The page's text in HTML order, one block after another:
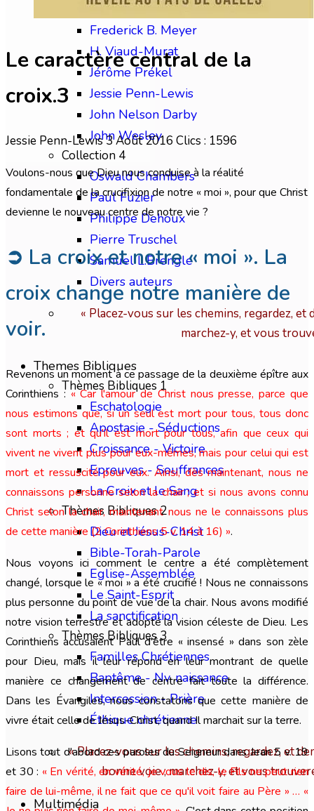
Frédéric Gabelle
Frederick B. Meyer
H. Viaud-Murat
Jérôme Prékel
Jessie Penn-Lewis
John Nelson Darby
John Wesley
Collection 4
Oswald Chambers
Paul Fuzier
Philippe Dehoux
Pierre Truschel
Samuel L.Brengle
Divers auteurs
« Placez-vous sur les chemins, regardez,
marchez-y, et vous
Themes Bibliques
Thèmes Bibliques 1
Eschatologie
Apostasie - Séductions
Croissance - Victoire
Epreuves - Souffrances
La Croix et le Sang
Thèmes Bibliques 2
Dieu et Jésus-Christ
Bible-Torah-Parole
Eglise-Assemblée
Le Saint-Esprit
La sanctification
Thèmes Bibliques 3
Familles Chrétiennes
Baptême - Nv. naissance
Intercession - Prière
Éthique chrétienne
« Placez-vous sur les chemins, regardez, et
bonne voie ; marchez-y, et vous
Multimédia
Le caractère central de la
croix.3
Jessie Penn-Lewis3 Août 2016 Clics : 1596
Voulons-nous que Dieu nous conduise à la réalité
fondamentale de la crucifixion de notre « moi », pour que Christ
devienne le nouveau centre de notre vie ?
➲ La croix et notre « moi ». La
croix change notre manière de
voir.
Revenons un moment à ce passage de la deuxième épître aux
Corinthiens :« Car l'amour de Christ nous presse, parce que
nous estimons que, si un seul est mort pour tous, tous donc
sont morts ; et qu'il est mort pour tous, afin que ceux qui
vivent ne vivent plus pour eux-mêmes, mais pour celui qui est
mort et ressuscité pour eux. Ainsi, dès maintenant, nous ne
connaissons personne selon la chair ; et si nous avons connu
Christ selon la chair, maintenant nous ne le connaissons plus
de cette manière (2 Corinthiens 5 v. 14 à 16) ».
Nous voyons ici comment le centre a été complètement
changé, lorsque le « moi » a été crucifié ! Nous ne connaissons
plus personne du point de vue de la chair. Nous avons modifié
notre vision terrestre et adopté la vision céleste de Dieu. Les
Corinthiens accusaient Paul d'être « insensé » dans son zèle
pour Dieu, mais il leur répond en leur montrant de quelle
manière ce changement de centre fait toute la différence.
Dans les Évangiles, nous constatons que cette manière de
vivre était celle de Jésus-Christ, quand Il marchait sur la terre.
Lisons tout d'abord ces paroles du Seigneur dans Jean 5 v. 19
et 30 : « En vérité, en vérité, je vous le dis, le Fils ne peut rien
faire de lui-même, il ne fait que ce qu'il voit faire au Père » … «